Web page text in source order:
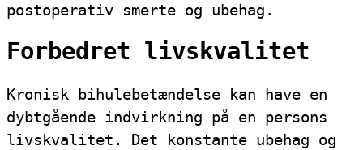
postoperativ smerte og ubehag.
Forbedret livskvalitet
Kronisk bihulebetændelse kan have en
dybtgående indvirkning på en persons
livskvalitet. Det konstante ubehag og